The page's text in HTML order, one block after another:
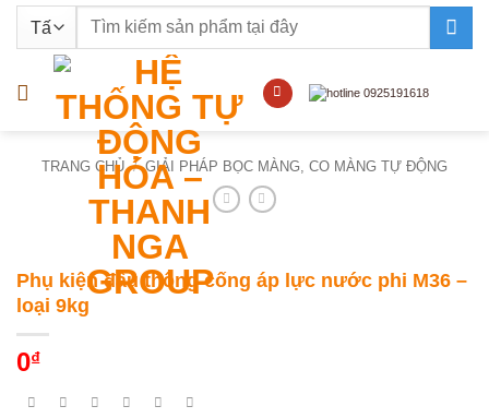
nội
Tìm
TRANG CHỦ / GIẢI PHÁP BỌC MÀNG, CO MÀNG TỰ ĐỘNG
Phụ kiện đầu thông cống áp lực nước phi M36 –
loại 9kg
0₫